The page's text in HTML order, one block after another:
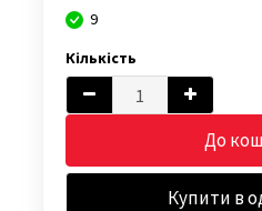
9
Кількість
До
Купити в